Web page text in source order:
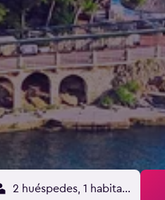
2 huéspedes, 1 habitación